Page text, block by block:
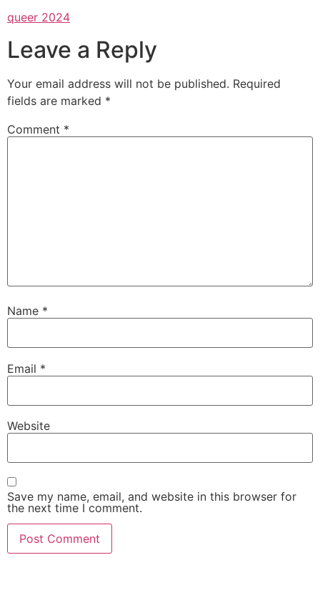
queer 2024
Leave a Reply
Your email address will not be published. Required
fields are marked *
Comment *
Name *
Email *
Website
Save my name, email, and website in this browser for
the next time I comment.